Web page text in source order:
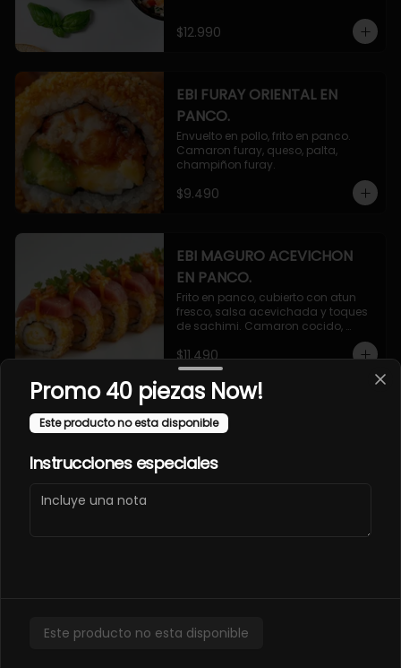
$12.990
EBI FURAY ORIENTAL EN
PANCO.
Envuelto en pollo, frito en panco.
Camaron furay, queso, palta,
champiñon furay.
$9.490
EBI MAGURO ACEVICHON
EN PANCO.
Frito en panco, cubierto con atun
fresco, salsa acevichada y toques
de sachimi. Camaron cocido,
$11.490
EBI SAKE FURAY
ACEVICHADO.
Envuelto en palta, cubierto con
salmon fresco, salsa acevichada y
salsa acevichada, toques de
Promo 40 piezas Now!
Este producto no esta disponible
Instrucciones especiales
Este producto no esta disponible